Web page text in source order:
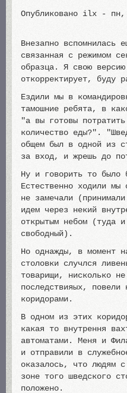
Опубликовано ilx -
Внезапно вспомнилась
связанная с режимом
образца. Я свою
откорректирует, буду
Ездили мы в
тамошние ребята, в
"а вы готовы
количество еды?".
общем был в одной из
за вход, и жрешь до
Ну и говорить то
Естественно ходили
не замечали
идем через некий
открытым небом (туда
свободный).
Но однажды, в момент
столовки случлся
товарищи, нисколько
последствияых, повели
коридорами.
В одном из этих
какая то внутрення
автоматами. Меня и
и отправили в
оказалось, что людям
зоне того шведского
положено.